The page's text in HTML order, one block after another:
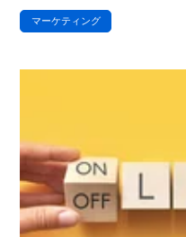
マーケティング